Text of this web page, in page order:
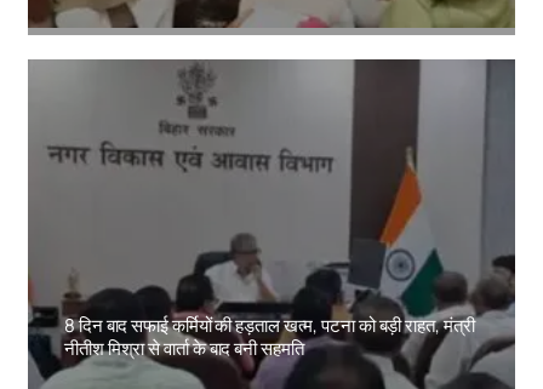
Amit Lekh
8 दिन बाद सफाई कर्मियों की हड़ताल खत्म, पटना को बड़ी राहत, मंत्री
नीतीश मिश्रा से वार्ता के बाद बनी सहमति